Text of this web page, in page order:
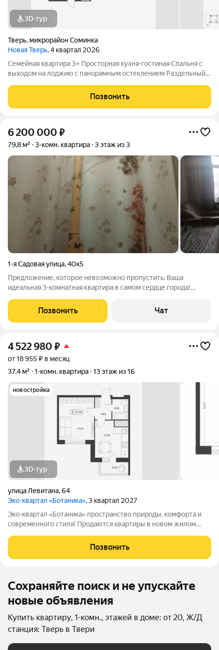
3D-тур
Тверь, микрорайон Соминка
Новая Тверь, 4 квартал 2026
Семейная квартира 3+ Просторная кухня-гостиная Спальня с
выходом на лоджию с панорамным остеклением Раздельный
Позвонить
6 200 000 ₽
79,8 м² 3-комн. квартира 3 этаж из 3
1-я Садовая улица,40к5
Предложение, которое невозможно пропустить: Ваша
идеальная 3-комнатная квартира в самом сердце города!
которая сочетает в себе все преимущества современной
жизни и идеальное расположение. Забудьте о
Позвонить Чат
4 522 980 ₽
от 18 955 ₽ в месяц
37,4 м²
1-комн. квартира 13 этаж из 16
новостройка
3D-тур
улица Левитана,64
Эко-квартал «Ботаника», 3 квартал 2027
Эко-квартал «Ботаника» пространство природы, комфорта и
современного стиля! Продаются квартиры в новом жилом
богатой инфраструктурой. Идеальный выбор для тех, кто
хочет тишины, уюта и
Позвонить
Сохраняйте поиск и не упускайте
новые объявления
Купить квартиру, 1-комн., этажей в доме: от 20, Ж/Д
станция: Тверь в Твери